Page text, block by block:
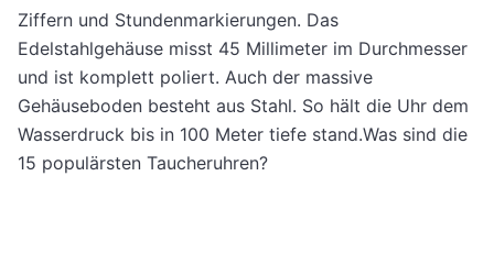
Ziffern und Stundenmarkierungen. Das
Edelstahlgehäuse misst 45 Millimeter im Durchmesser
und ist komplett poliert. Auch der massive
Gehäuseboden besteht aus Stahl. So hält die Uhr dem
Wasserdruck bis in 100 Meter tiefe stand.Was sind die
15 populärsten Taucheruhren?